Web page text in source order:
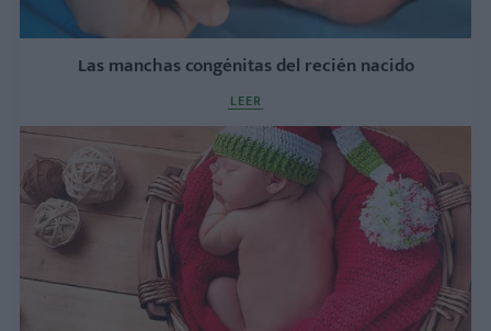
Las manchas congénitas del recién nacido
LEER